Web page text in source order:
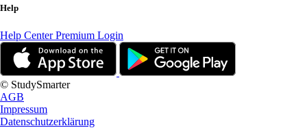
Help
Help CenterPremium Login
© StudySmarter
AGB
Impressum
Datenschutzerklärung